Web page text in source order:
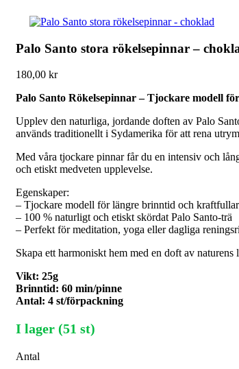
Palo Santo stora rökelsepinnar –
180,00 kr
Palo Santo Rökelsepinnar – Tjockare modell
Upplev den naturliga, jordande doften av Palo
används traditionellt i Sydamerika för att rena
Med våra tjockare pinnar får du en intensiv och
och etiskt medveten upplevelse.
Egenskaper:
– Tjockare modell för längre brinntid och
– 100 % naturligt och etiskt skördat Palo Santo-trä
– Perfekt för meditation, yoga eller dagliga
Skapa ett harmoniskt hem med en doft av naturens
Vikt: 25g
Brinntid: 60 min/pinne
Antal: 4 st/förpackning
I lager (51 st)
Antal